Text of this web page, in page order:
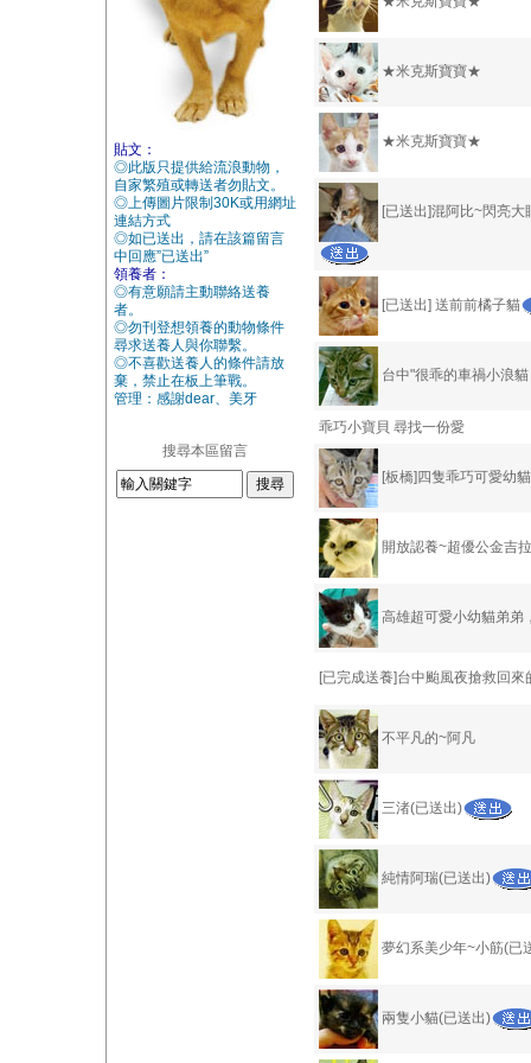
貼文：
◎此版只提供給流浪動物，
自家繁殖或轉送者勿貼文。
◎上傳圖片限制30K或用網址
連結方式
◎如已送出，請在該篇留言
中回應”已送出”
領養者：
◎有意願請主動聯絡送養
者。
◎勿刊登想領養的動物條件
尋求送養人與你聯繫。
◎不喜歡送養人的條件請放
棄，禁止在板上筆戰。
管理：感謝dear、美牙
搜尋本區留言
★米克斯寶寶★
★米克斯寶寶★
[已送出]混阿比~閃亮大
[已送出] 送前前橘子貓
台中"很乖的車禍小浪貓
乖巧小寶貝 尋找一份愛
[板橋]四隻乖巧可愛幼貓
開放認養~超優公金吉
高雄超可愛小幼貓弟弟
[已完成送養]台中颱風夜搶救回來
不平凡的~阿凡
三渚(已送出)
純情阿瑞(已送出)
夢幻系美少年~小筋(已
兩隻小貓(已送出)